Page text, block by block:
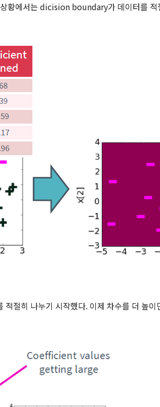
황에서는dicision boundary가 데이터를 적
절히 나누기 시작했다. 이제 차수를 더 높이